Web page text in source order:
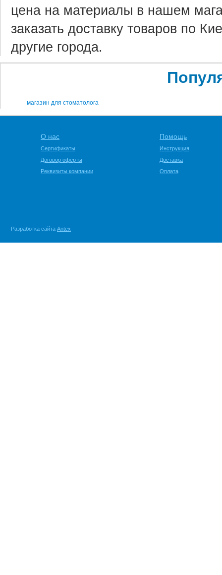
цена на материалы в нашем
заказать доставку товаров по
другие города.
магазин для стоматолога
О нас
Сертификаты
Договор оферты
Реквизиты компании
Помощь
Инструкция
Доставка
Оплата
Разработка сайта Antex